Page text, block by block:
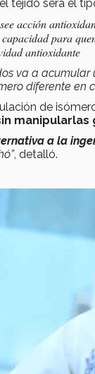
tejido será el
acción
para
antioxidante
va a acumular
diferente en
de
a la
, detalló.